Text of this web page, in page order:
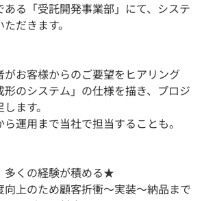
る「受託開発事業部」にて、システ
だきます。
がお客様からのご要望をヒアリング
形のシステム」の仕様を描き、プロジ
ます。
運用まで当社で担当することも。
くの経験が積める★
向上のため顧客折衝〜実装〜納品まで